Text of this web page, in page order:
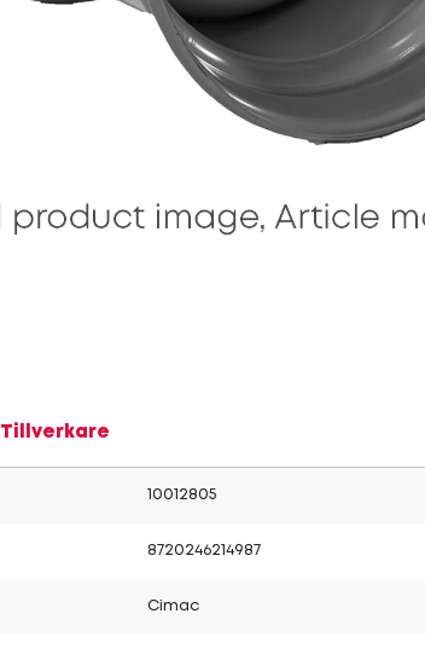
Tillverkare
10012805
8720246214987
Cimac